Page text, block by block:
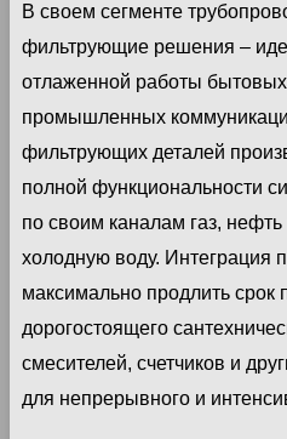
В своем сегменте
фильтрующие решения –
отлаженной работы
промышленных
фильтрующих деталей
полной функциональности
по своим каналам газ, нефть
холодную воду. Интеграция
максимально продлить срок
дорогостоящего
смесителей, счетчиков и
для непрерывного и